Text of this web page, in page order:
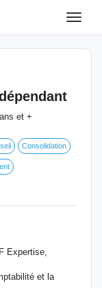
Toggle
ans et +
Consolidation
Expertise,
et la